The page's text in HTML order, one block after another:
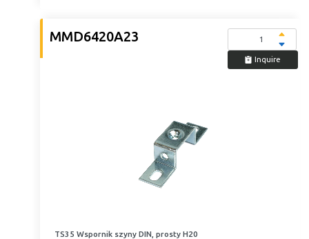
MMD6420A23
Inquire
TS35 Wspornik szyny DIN, prosty H20